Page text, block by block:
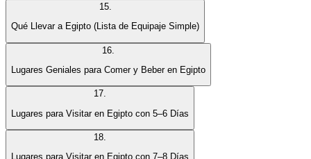
15.
Qué Llevar a Egipto (Lista de Equipaje Simple)
16
Lugares Geniales para Comer y Beber en Egipto
17.
Lugares para Visitar en Egipto con 5–6 Días
18
Lugares para Visitar en Egipto con 7–8 Días